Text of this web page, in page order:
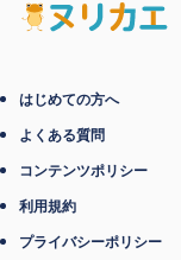
はじめての方へ
よくある質問
コンテンツポリシー
利用規約
プライバシーポリシー